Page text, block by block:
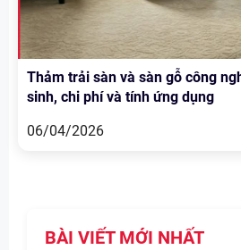
Thảm trải sàn và sàn gỗ công
sinh, chi phí và tính ứng dụng
06/04/2026
BÀI VIẾT MỚI NHẤT